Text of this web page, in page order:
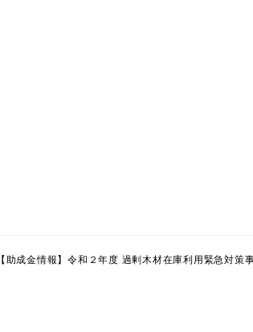
【助成金情報】令和２年度 過剰木材在庫利用緊急対策